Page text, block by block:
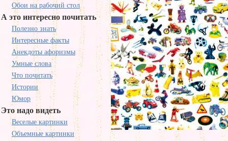
Обои на рабочий стол
А это интересно почитать
Полезно знать
Интересные факты
Анекдоты афоризмы
Умные слова
Что почитать
Истории
Юмор
Это надо видеть
Веселые картинки
Объемные картинки